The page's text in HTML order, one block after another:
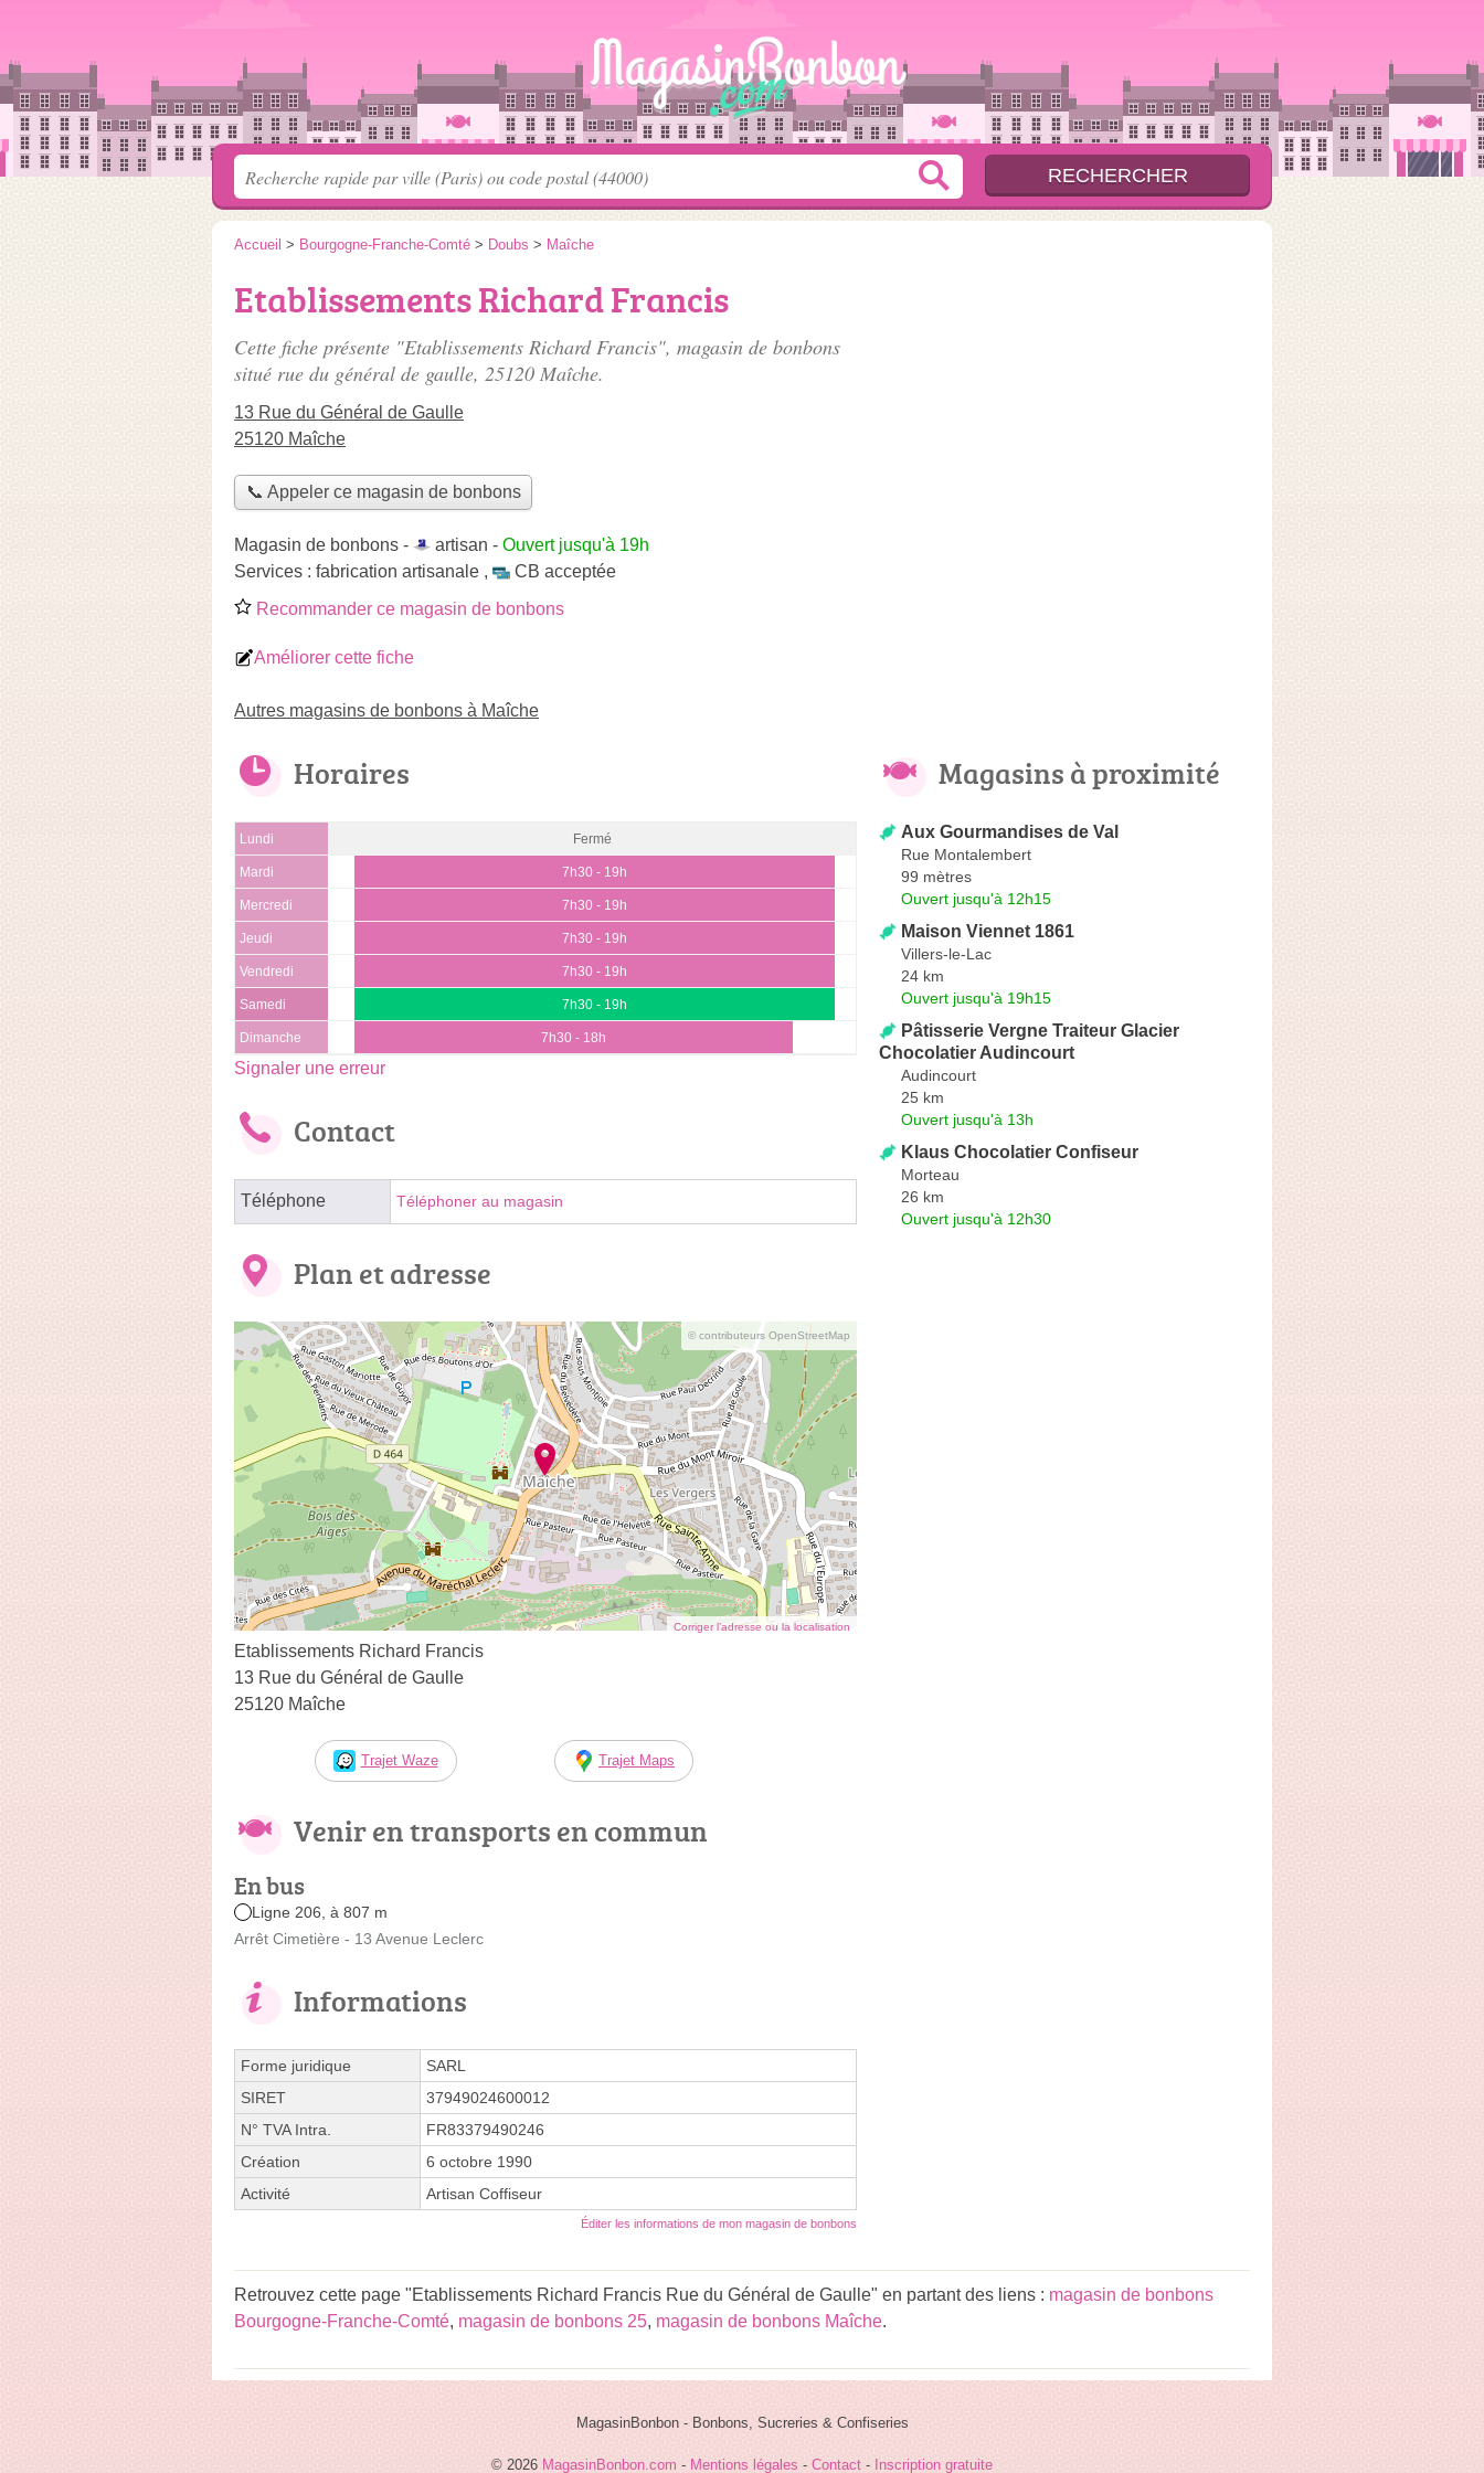
Accueil > Bourgogne-Franche-Comté > Doubs > Maîche
Etablissements Richard Francis
Cette fiche présente "Etablissements Richard Francis", magasin de bonbons
situé rue du général de gaulle, 25120 Maîche.
13 Rue du Général de Gaulle
25120 Maîche
📞 Appeler ce magasin de bonbons
Magasin de bonbons - artisan - Ouvert jusqu'à 19h
Services : fabrication artisanale ,
CB acceptée
Recommander ce magasin de bonbons
Améliorer cette fiche
Autres magasins de bonbons à Maîche
Horaires
Lundi Fermé
Mardi 7h30 - 19h
Mercredi 7h30 - 19h
Jeudi 7h30 - 19h
Vendredi 7h30 - 19h
Samedi 7h30 - 19h
Dimanche 7h30 - 18h
Signaler une erreur
Contact
Téléphone Téléphoner au magasin
Plan et adresse
© contributeurs OpenStreetMap
Corriger l’adresse ou la localisation
Etablissements Richard Francis
13 Rue du Général de Gaulle
25120 Maîche
Trajet Waze Trajet Maps
Venir en transports en commun
En bus
Ligne 206, à 807 m
Arrêt Cimetière - 13 Avenue Leclerc
Informations
Forme juridique
SARL
SIRET
37949024600012
N° TVA Intra.
FR83379490246
Création
6 octobre 1990
Activité
Artisan Coffiseur
Éditer les informations de mon magasin de bonbons
Magasins à proximité
Aux Gourmandises de Val
Rue Montalembert
99 mètres
Ouvert jusqu'à 12h15
Maison Viennet 1861
Villers-le-Lac
24 km
Ouvert jusqu'à 19h15
Pâtisserie Vergne Traiteur Glacier
Chocolatier Audincourt
Audincourt
25 km
Ouvert jusqu'à 13h
Klaus Chocolatier Confiseur
Morteau
26 km
Ouvert jusqu'à 12h30
Retrouvez cette page "Etablissements Richard Francis Rue du Général de Gaulle" en partant des liens : magasin de bonbons
Bourgogne-Franche-Comté, magasin de bonbons 25, magasin de bonbons Maîche.
MagasinBonbon - Bonbons, Sucreries & Confiseries
© 2026 MagasinBonbon.com - Mentions légales - Contact - Inscription gratuite